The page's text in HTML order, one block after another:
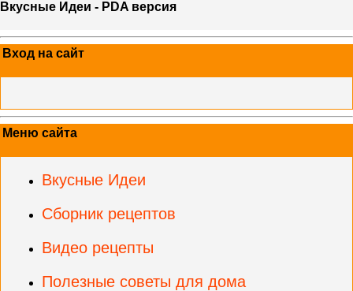
Вкусные Идеи - PDA версия
Вход на сайт
Меню сайта
Вкусные Идеи
Сборник рецептов
Видео рецепты
Полезные советы для дома